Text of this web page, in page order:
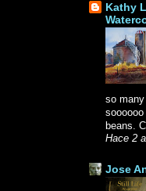
Kathy
so
beans.
Hace 2
Jose